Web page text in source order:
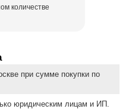
количестве
при сумме покупки по
юридическим лицам и ИП.